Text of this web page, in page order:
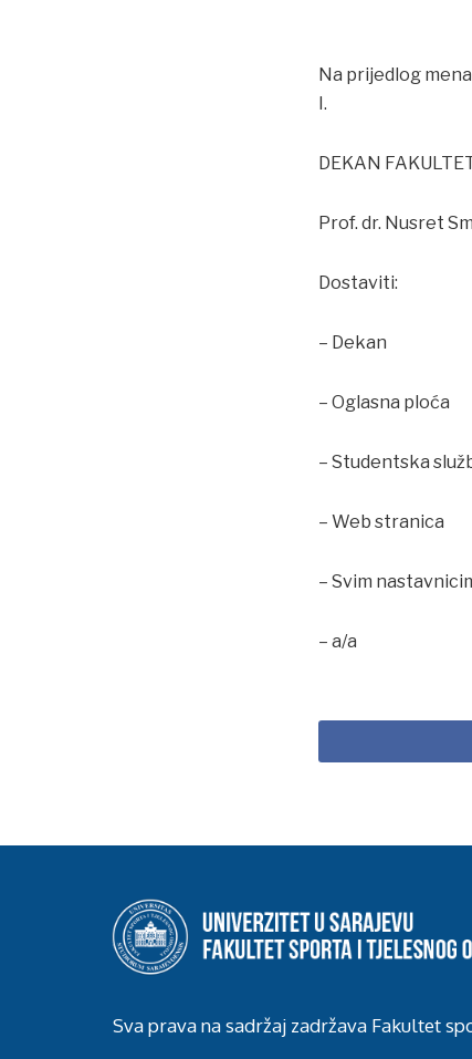
Na prijedlog
I.
DEKAN
Prof. dr. Nusret
Dostaviti:
– Dekan
– Oglasna ploća
– Studentska
– Web stranica
– Svim
– a/a
Sva prava na sadržaj zadržava Fakultet